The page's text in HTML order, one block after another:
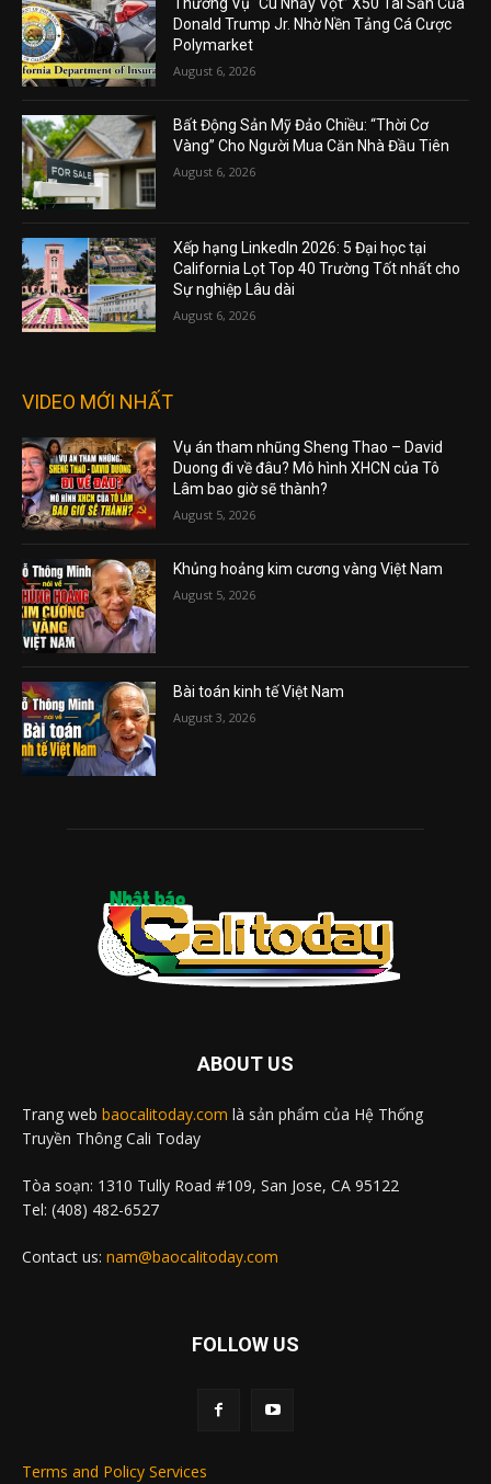
Donald Trump Jr. Nhờ Nền Tảng Cá Cược
Polymarket
August 6, 2026
Bất Động Sản Mỹ Đảo Chiều: “Thời Cơ
Vàng” Cho Người Mua Căn Nhà Đầu Tiên
August 6, 2026
Xếp hạng LinkedIn 2026: 5 Đại học tại
California Lọt Top 40 Trường Tốt nhất cho
Sự nghiệp Lâu dài
August 6, 2026
VIDEO MỚI NHẤT
Vụ án tham nhũng Sheng Thao – David
Duong đi về đâu? Mô hình XHCN của Tô
Lâm bao giờ sẽ thành?
August 5, 2026
Khủng hoảng kim cương vàng Việt Nam
August 5, 2026
Bài toán kinh tế Việt Nam
August 3, 2026
ABOUT US
Trang web baocalitoday.com là sản phẩm của Hệ Thống
Truyền Thông Cali Today
Tòa soạn: 1310 Tully Road #109, San Jose, CA 95122
Tel: (408) 482-6527
Contact us: nam@baocalitoday.com
FOLLOW US
Terms and Policy Services